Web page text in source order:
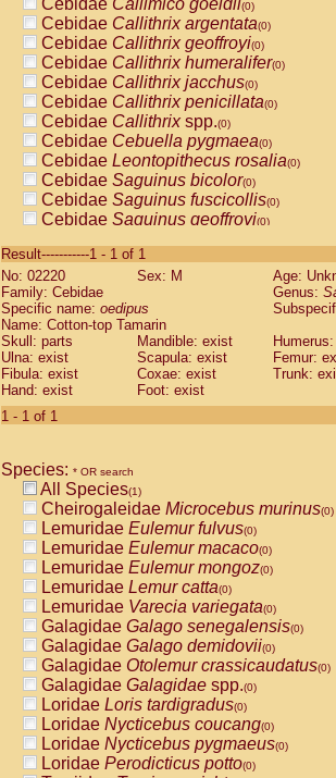
Cebidae Callimico goeldii(0)
Cebidae Callithrix argentata(0)
Cebidae Callithrix geoffroyi(0)
Cebidae Callithrix humeralifer(0)
Cebidae Callithrix jacchus(0)
Cebidae Callithrix penicillata(0)
Cebidae Callithrixspp.(0)
Cebidae Cebuella pygmaea(0)
Cebidae Leontopithecus rosalia(0)
Cebidae Saguinus bicolor(0)
Cebidae Saguinus fuscicollis(0)
Cebidae Saguinus geoffroyi(0)
CebidaeSaguinus labiatus(0)
Cebidae Saguinus leucopus (0)
Cebidae
CebidaeSaguinus mystax
Cebidae Saguinus nigricollis (0)
Cebidae Saguinus oedipus
Cebidae Saguinus weddelli
Cebidae Saguinusspp.
Cebidae
CebidaeCebus capucinus
CebidaeCebus nigrivittatus
CebidaeCebus spp.(0)
CebidaeSaimiri boliviensis(0)
CebidaeSaimiri sciureus(0)
AtelidaeAlouatta caraya(0)
AtelidaeAlouatta fusca(0)
AtelidaeAlouatta seniculus(0)
AtelidaeAlouattaspp.(0)
AtelidaeAteles belzebuth(0)
AtelidaeAteles geoffroyi(0)
AtelidaeAteles paniscus(0)
AtelidaeAtelesspp.(0)
AtelidaeLagothrix lagothricha(0)
AtelidaeLagothrix lagothricha cana
PitheciidaeCacajao calvus
Result-----------1 - 1 of 1
No: 02220
Sex: M
Age:
Family: Cebidae
Genus:
Specific name: oedipus
Name: Cotton-top Tamarin
Skull: parts
Mandible: exist
Ulna: exist
Scapula: exist
Femur:
Fibula: exist
Coxae: exist
Trunk:
Hand: exist
Foot: exist
1 - 1 of 1
Species: * OR search
All Species(1)
Cheirogaleidae Microcebus murinus(0)
Lemuridae Eulemur fulvus(0)
Lemuridae Eulemur macaco(0)
Lemuridae Eulemur mongoz(0)
Lemuridae Lemur catta(0)
Lemuridae Varecia variegata(0)
Galagidae Galago senegalensis(0)
Galagidae Galago demidovii(0)
Galagidae Otolemur crassicaudatus(0)
Galagidae Galagidae spp.(0)
Loridae Loris tardigradus(0)
Loridae Nycticebus coucang(0)
Loridae Nycticebus pygmaeus(0)
Loridae Perodicticus potto(0)